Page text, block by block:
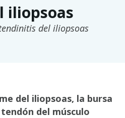
iliopsoas
del iliopsoas
del iliopsoas, la bursa
del músculo